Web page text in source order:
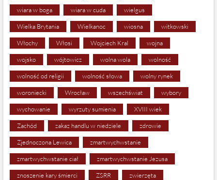
wiara w boga wiara w cuda wielgus
Wielka Brytania Wielkanoc wiosna witkowski
Włochy Włosi Wojciech Kral wojna
wojsko wójtowicz wolna wola wolność
wolność od religii wolność słowa wolny rynek
woroniecki Wrocław wszechświat wybory
wychowanie wyrzuty sumienia XVIII wiek
Zachód zakaz handlu w niedziele zdrowie
Zjednoczona Lewica zmartwychwstanie
zmartwychwstanie ciał zmartwychwstanie Jezusa
znoszenie kary śmierci ZSRR zwierzęta